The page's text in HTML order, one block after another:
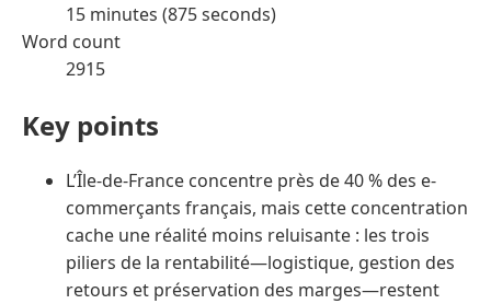
15 minutes (875 seconds)
Word count
2915
Key points
L’Île-de-France concentre près de 40 % des e-
commerçants français, mais cette concentration
cache une réalité moins reluisante : les trois
piliers de la rentabilité—logistique, gestion des
retours et préservation des marges—restent